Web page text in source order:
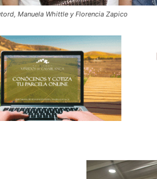
Manuela Whittle y Florencia Zapico